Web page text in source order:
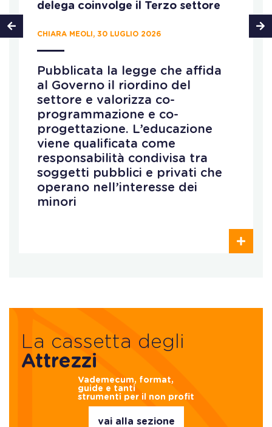
delega coinvolge il Terzo settore
CHIARA MEOLI, 30 LUGLIO 2026
Pubblicata la legge che affida
al Governo il riordino del
settore e valorizza co-
programmazione e co-
progettazione. L’educazione
viene qualificata come
responsabilità condivisa tra
soggetti pubblici e privati che
operano nell’interesse dei
minori
La cassetta degli
Attrezzi
Vademecum, format,
guide e tanti
strumenti per il non profit
vai alla sezione